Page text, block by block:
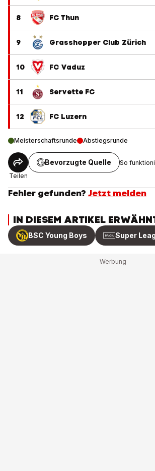
8 FC Thun
9 Grasshopper Club Zürich
10 FC Vaduz
11 Servette FC
12 FC Luzern
Meisterschaftsrunde Abstiegsrunde
Teilen
Bevorzugte Quelle So
Fehler gefunden? Jetzt melden
IN DIESEM ARTIKEL
BSC Young Boys Super